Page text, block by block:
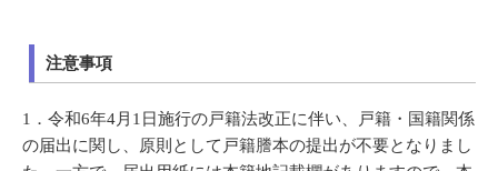
注意事項
1． 令和6年4月1日施行の戸籍法改正に伴い、戸籍・国籍関係
の届出に関し、原則として戸籍謄本の提出が不要となりまし